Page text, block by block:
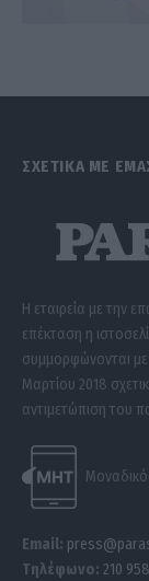
ΣΧΕΤΙΚΑ ΜΕ
Η εταιρεία με την
επέκταση η
συμμορφώνονται
Μαρτίου 2018
αντιμετώπιση του
Email:
Τηλέφωνο: 210